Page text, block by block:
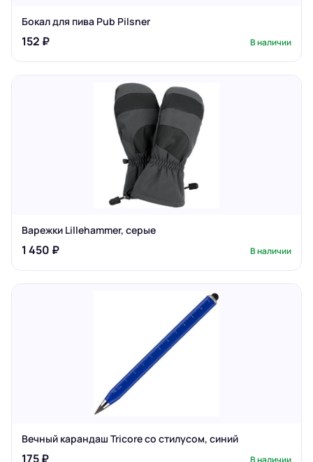
Бокал для пива Pub Pilsner
152 ₽ В наличии
Варежки Lillehammer, серые
1 450 ₽ В наличии
Вечный карандаш Tricore со стилусом, синий
175 ₽ В наличии